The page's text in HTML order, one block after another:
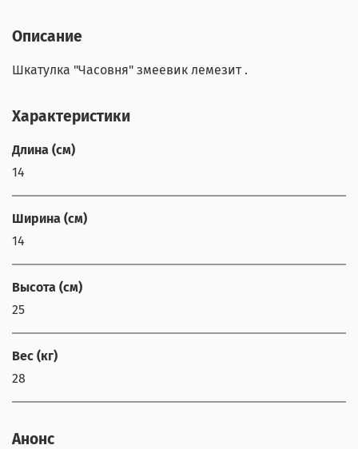
Описание
Шкатулка "Часовня" змеевик лемезит .
Характеристики
Длина (см)
14
Ширина (см)
14
Высота (см)
25
Вес (кг)
28
Анонс